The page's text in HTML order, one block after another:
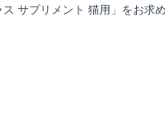
サプリメント 猫用」をお